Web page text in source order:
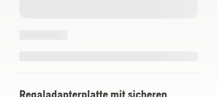
Regaladapterplatte mit sicheren